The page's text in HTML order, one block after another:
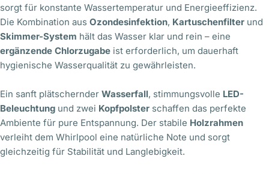
sorgt für konstante Wassertemperatur und Energieeffizienz.
Die Kombination aus Ozondesinfektion, Kartuschenfilter und
Skimmer-System hält das Wasser klar und rein – eine
ergänzende Chlorzugabe ist erforderlich, um dauerhaft
hygienische Wasserqualität zu gewährleisten.
Ein sanft plätschernder Wasserfall, stimmungsvolle LED-
Beleuchtung und zwei Kopfpolster schaffen das perfekte
Ambiente für pure Entspannung. Der stabile Holzrahmen
verleiht dem Whirlpool eine natürliche Note und sorgt
gleichzeitig für Stabilität und Langlebigkeit.